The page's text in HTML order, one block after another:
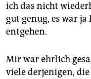
ich das nicht
gut genug, es war
entgehen.
Mir war ehrlich
viele derjenigen,